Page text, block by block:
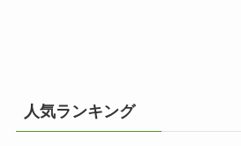
人気ランキング